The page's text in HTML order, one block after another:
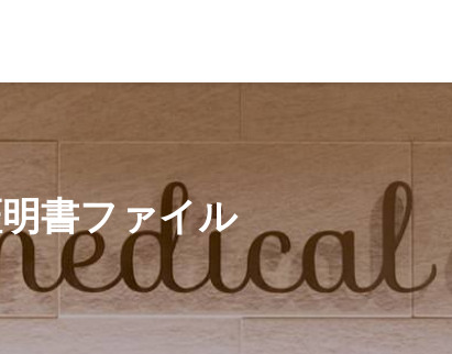
書ファイル